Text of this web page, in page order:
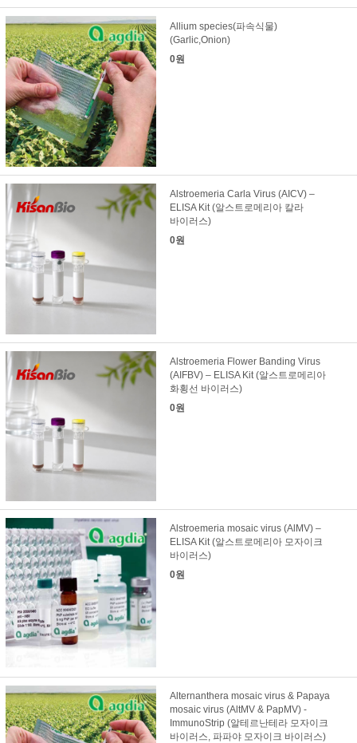
Allium species(파속식물)
(Garlic,Onion)
0원
Alstroemeria Carla Virus (AICV) –
ELISA Kit (알스트로메리아 칼라
바이러스)
0원
Alstroemeria Flower Banding Virus
(AIFBV) – ELISA Kit (알스트로메리아
화횡선 바이러스)
0원
Alstroemeria mosaic virus (AlMV) –
ELISA Kit (알스트로메리아 모자이크
바이러스)
0원
Alternanthera mosaic virus & Papaya
mosaic virus (AltMV & PapMV) -
ImmunoStrip (알테르난테라 모자이크
바이러스, 파파야 모자이크 바이러스)